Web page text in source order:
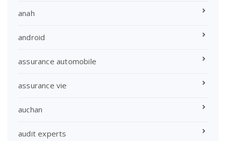
anah
android
assurance automobile
assurance vie
auchan
audit experts